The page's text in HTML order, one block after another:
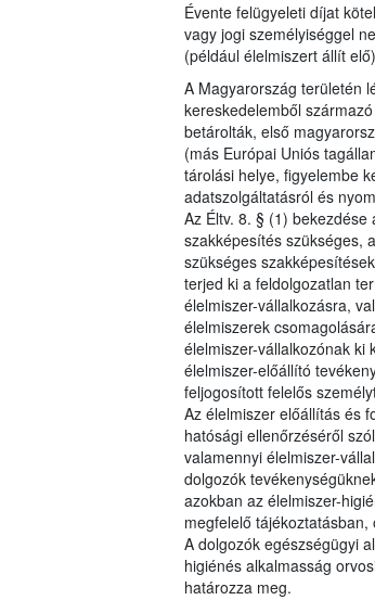
Évente felügyeleti díjat
vagy jogi személyiséggel
(például élelmiszert állít
A Magyarország területén
kereskedelemből
betárolták, első
(más Európai Uniós
tárolási helye, figyelembe
adatszolgáltatásról és
Az Éltv. 8. § (1)
szakképesítés szükséges,
szükséges
terjed ki a feldolgozatlan
élelmiszer-vállalkozásra,
élelmiszerek
élelmiszer-vállalkozónak ki
élelmiszer-előállító
feljogosított felelős
Az élelmiszer előállítás és
hatósági ellenőrzéséről
valamennyi élelmiszer-
dolgozók
azokban az élelmiszer-
megfelelő
A dolgozók egészségügyi
higiénés alkalmasság
határozza meg.